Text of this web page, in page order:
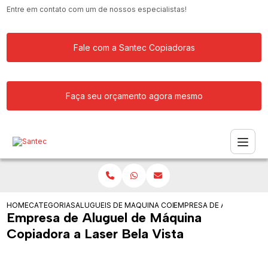
Entre em contato com um de nossos especialistas!
Fale com a Santec Copiadoras
Faça seu orçamento agora mesmo
HOMECATEGORIASALUGUEIS DE COPIADORASMAQUINA COPIADORA KYOCERA PARA
EMPRESA DE ALUGUEL
Empresa de Aluguel de Máquina
Copiadora a Laser Bela Vista